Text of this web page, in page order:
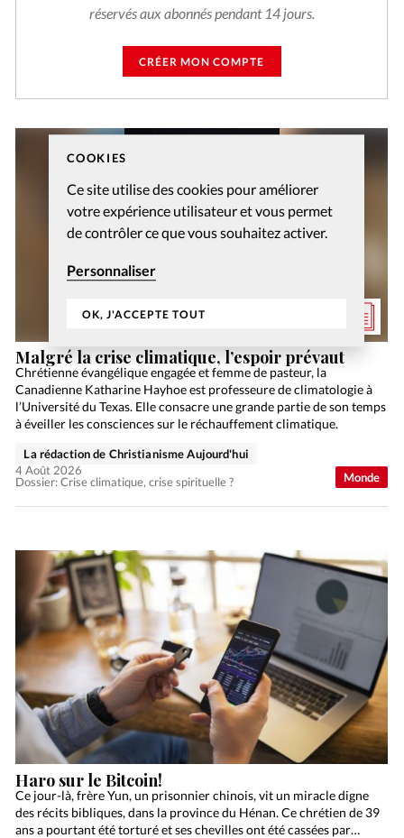
COOKIES
Ce site utilise des cookies pour améliorer
votre expérience utilisateur et vous permet
de contrôler ce que vous souhaitez activer.
Personnaliser
OK, J'ACCEPTE TOUT
réservés aux abonnés pendant 14 jours.
CRÉER MON COMPTE
Monde
Malgré la crise climatique, l’espoir prévaut
Chrétienne évangélique engagée et femme de pasteur, la
Canadienne Katharine Hayhoe est professeure de climatologie à
l’Université du Texas. Elle consacre une grande partie de son temps
à éveiller les consciences sur le réchauffement climatique.
Dossier: Crise climatique, crise spirituelle ?
La rédaction de Christianisme Aujourd'hui
4 Août 2026
Haro sur le Bitcoin!
Ce jour-là, frère Yun, un prisonnier chinois, vit un miracle digne
des récits bibliques, dans la province du Hénan. Ce chrétien de 39
ans a pourtant été torturé et ses chevilles ont été cassées par…